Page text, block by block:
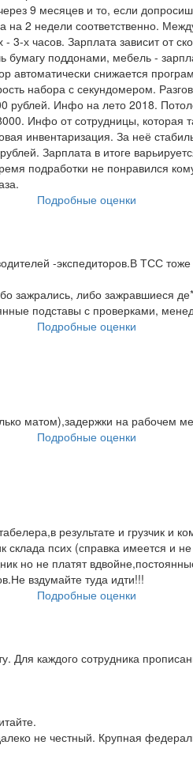
9 месяцев и то, если
на 2 недели соответственно.
3-х часов. Зарплата зависит от
поддонами, мебель -
автоматически снижается
набора с секундомером.
Инфо на лето 2018.
Инфо от сотрудницы, которая
инвентаризация. За неё
Зарплата в итоге
подработки не понравился
Подробные оценки
-экспедиторов.В ТСС тоже
зажрались, либо зажравшиеся
подставы с проверками,
Подробные оценки
матом),задержки на рабочем
Подробные оценки
результате и грузчик и
склада псих (справка имеется и
но не платят
вздумайте туда идти!!!
Подробные оценки
Для каждого сотрудника
не честный. Крупная